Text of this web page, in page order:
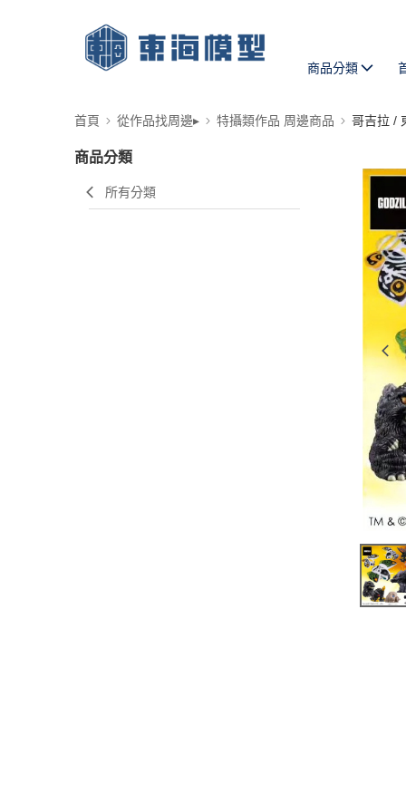
商品分類
首頁 從作品找周邊▸ 特攝類作品 周邊商品 哥吉拉 /
商品分類
所有分類